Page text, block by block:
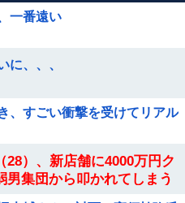
一番遠い
に、、、
、すごい衝撃を受けてリアル
）、新店舗に4000万円ク
男集団から叩かれてしまう